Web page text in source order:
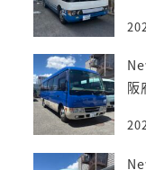
阪